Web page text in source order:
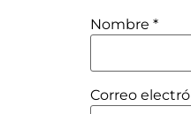
Nombre *
Correo